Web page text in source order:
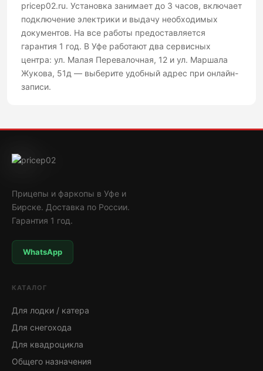
pricep02.ru. Установка занимает до 3 часов, включает
подключение электрики и выдачу необходимых
документов. На все работы предоставляется
гарантия 1 год. В Уфе работают два сервисных
центра: ул. Малая Перевалочная, 12 и ул. Маршала
Жукова, 51д — выберите удобный адрес при онлайн-
записи.
Прицепы и фаркопы в Уфе и
Бирске. Доставка по России.
Гарантия 1 год.
WhatsApp
КАТАЛОГ
Для лодки / катера
Для снегохода
Для квадроцикла
Общего назначения